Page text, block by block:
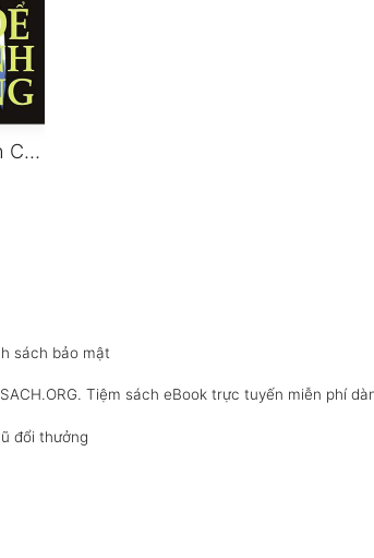
Nghĩ Lớn Để Thành Công
sách bảo mật
. Tiệm sách eBook trực tuyến miễn phí
đổi thưởng